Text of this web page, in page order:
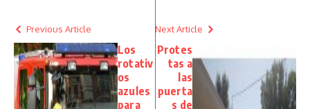
Previous Article
Los
rotativ
os
azules
para
Next Article
Protes
tas a
las
puerta
s de